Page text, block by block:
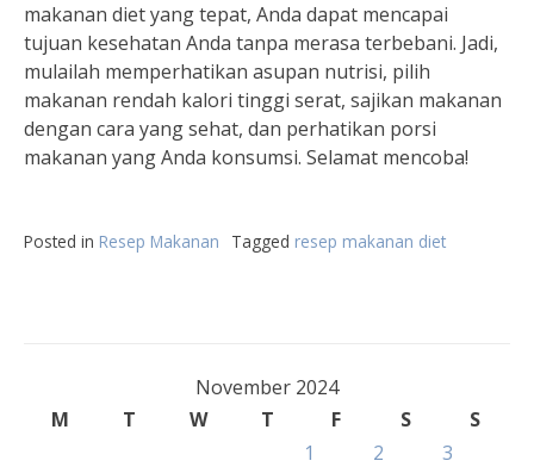
makanan diet yang tepat, Anda dapat mencapai
tujuan kesehatan Anda tanpa merasa terbebani. Jadi,
mulailah memperhatikan asupan nutrisi, pilih
makanan rendah kalori tinggi serat, sajikan makanan
dengan cara yang sehat, dan perhatikan porsi
makanan yang Anda konsumsi. Selamat mencoba!
Posted in Resep Makanan Tagged resep makanan diet
November 2024
M
T W T F S
S
1
2
3